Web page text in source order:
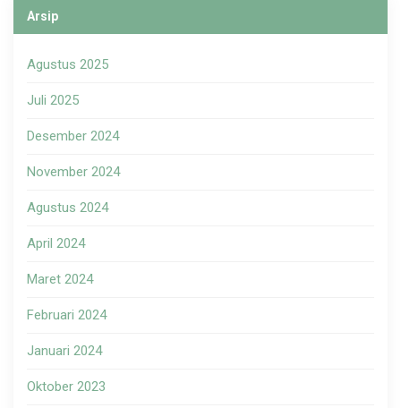
Arsip
Agustus 2025
Juli 2025
Desember 2024
November 2024
Agustus 2024
April 2024
Maret 2024
Februari 2024
Januari 2024
Oktober 2023